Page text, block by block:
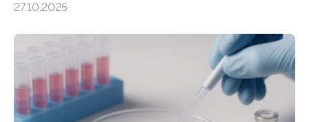
aus dem Deutschen Zentrum für Herzinsuffizienz
im Journal Circulation, warum der Energietransport bei
der Hypertrophen Kardiomyopathie (HCM) versagen
kann und wie sich durch eine Verringerung der
Herzbelastung und des oxidativen Stresses
Rhythmusstörungen reduzieren lassen. Würzburg. Die
27.10.2025